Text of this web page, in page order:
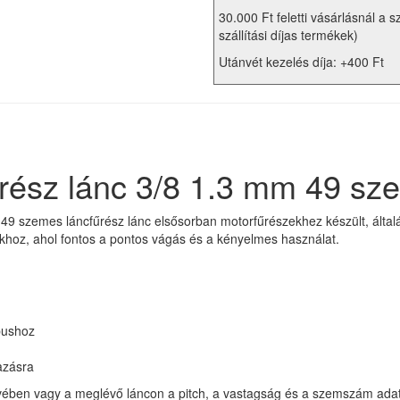
30.000 Ft feletti vásárlásnál a
szállítási díjas termékek)
Utánvét kezelés díja: +400 Ft
lánc 3/8 1.3 mm 49
szemes láncfűrész lánc elsősorban motorfűrészekhez készült,
ahol fontos a pontos vágás és a kényelmes használat.
vagy a meglévő láncon a pitch, a vastagság és a szemszám